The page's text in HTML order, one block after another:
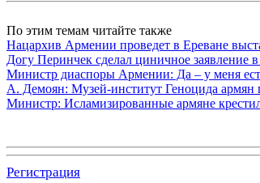
По этим темам читайте также
Нацархив Армении проведет в Ереване
Догу Перинчек сделал циничное
Министр диаспоры Армении: Да – у меня
А. Демоян: Музей-институт Геноцида армян
Министр: Исламизированные армяне
Регистрация